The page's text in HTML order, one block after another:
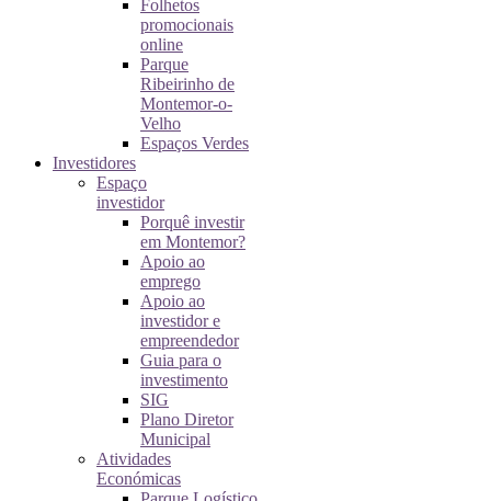
Folhetos
promocionais
online
Parque
Ribeirinho de
Montemor-o-
Velho
Espaços Verdes
Investidores
Espaço
investidor
Porquê investir
em Montemor?
Apoio ao
emprego
Apoio ao
investidor e
empreendedor
Guia para o
investimento
SIG
Plano Diretor
Municipal
Atividades
Económicas